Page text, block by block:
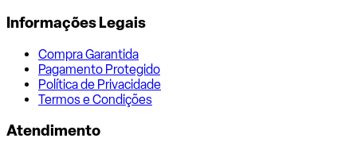
Informações Legais
Compra Garantida
Pagamento Protegido
Política de Privacidade
Termos e Condições
Atendimento